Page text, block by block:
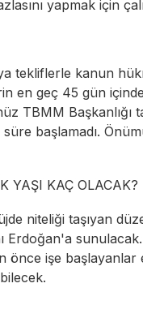
yapmak için
tekliflerle kanun
geç 45 gün içinde
TBMM Başkanlığı
başlamadı.
YAŞI KAÇ OLACAK?
niteliği taşıyan
Erdoğan'a
önce işe başlayanlar